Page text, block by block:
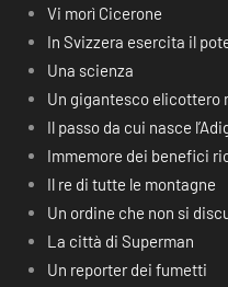
Vi morì Cicerone
In Svizzera esercita il
Una scienza
Un gigantesco elicottero
Il passo da cui nasce
Immemore dei benefici
Il re di tutte le montagne
Un ordine che non si
La città di Superman
Un reporter dei fumetti